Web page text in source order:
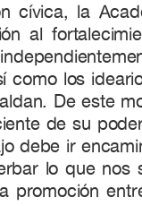
cívica, la
al
como los
De este
de su
debe ir
lo que nos
promoción